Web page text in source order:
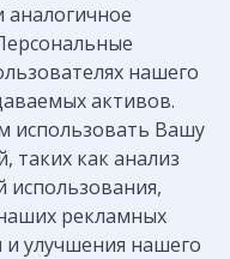
аналогичное
нашего
активов.
Вашу
таких как анализ
рекламных
улучшения нашего